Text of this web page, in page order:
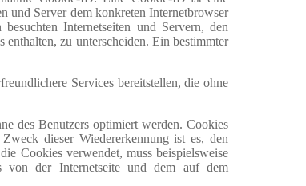
und Server dem konkreten Internetbrowser
Internetseiten und Servern, den
zu unterscheiden. Ein bestimmter
Services bereitstellen, die ohne
des Benutzers optimiert werden. Cookies
dieser Wiedererkennung ist es, den
Cookies verwendet, muss beispielsweise
von der Internetseite und dem auf dem